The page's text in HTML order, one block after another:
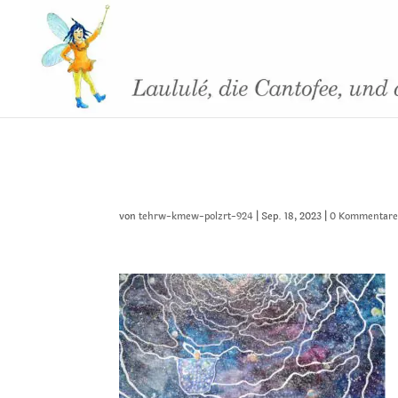
vontehrw-kmew-polzrt-924 Sep. 18, 2023 |0 Kommentare